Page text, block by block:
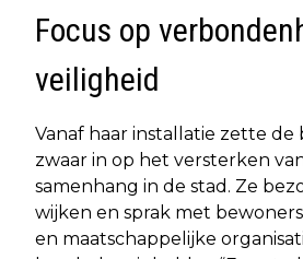
Focus op
veiligheid
Vanaf haar installatie zette
zwaar in op het versterken
samenhang in de stad. Ze
wijken en sprak met
en maatschappelijke